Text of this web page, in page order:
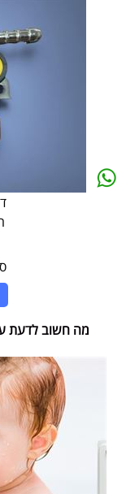
מה חשוב לדעת